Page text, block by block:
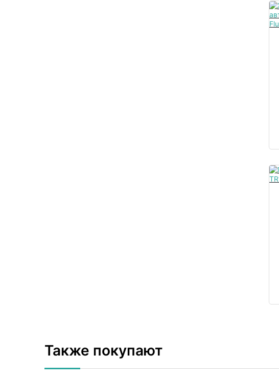
Также покупают